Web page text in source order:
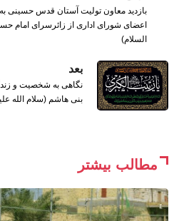
بازدید معاون تولیت آستان قدس حسینی
اعضای شورای اداری از زائرسرای امام
السلام)
بعد
نگاهی به شخصیت و
بنی هاشم (سلام الله
مطالب بیشتر